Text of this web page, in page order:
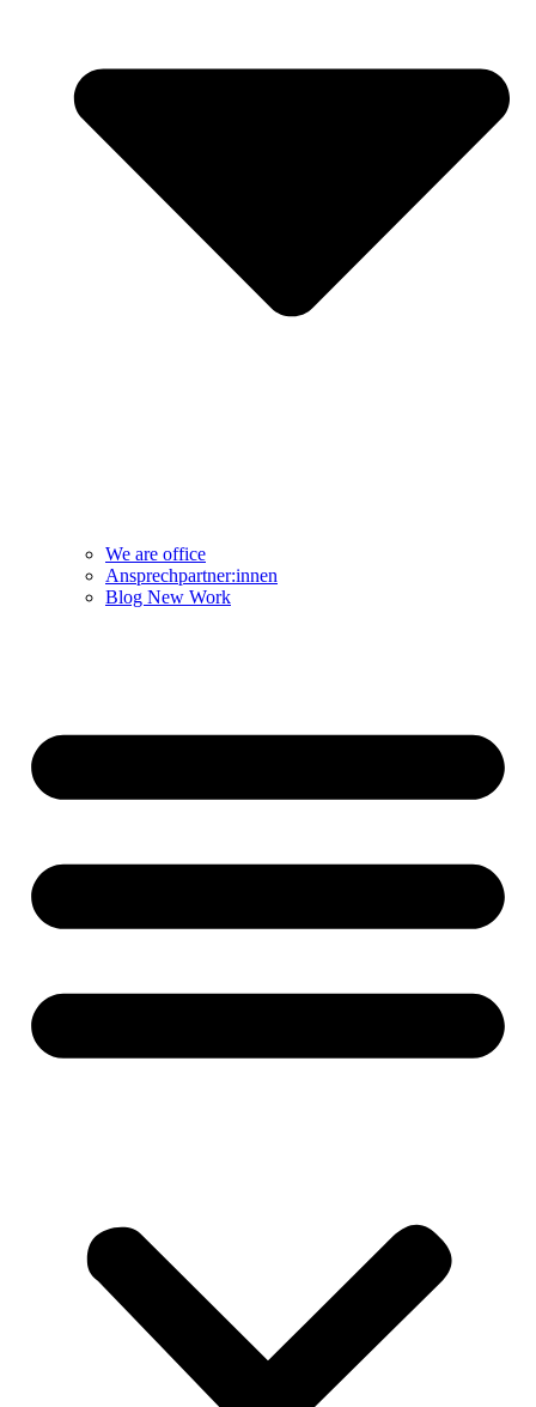
We are office
Ansprechpartner:innen
Blog New Work